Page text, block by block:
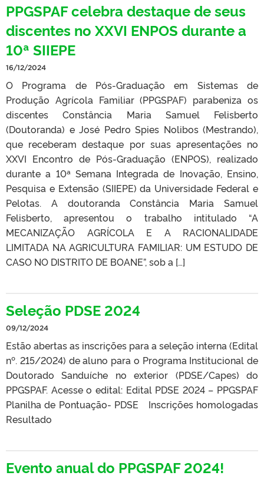
PPGSPAF celebra destaque de seus
discentes no XXVI ENPOS durante a
10ª SIIEPE
16/12/2024
O Programa de Pós-Graduação em Sistemas de
Produção Agrícola Familiar (PPGSPAF) parabeniza os
discentes Constância Maria Samuel Felisberto
(Doutoranda) e José Pedro Spies Nolibos (Mestrando),
que receberam destaque por suas apresentações no
XXVI Encontro de Pós-Graduação (ENPOS), realizado
durante a 10ª Semana Integrada de Inovação, Ensino,
Pesquisa e Extensão (SIIEPE) da Universidade Federal e
Pelotas. A doutoranda Constância Maria Samuel
Felisberto, apresentou o trabalho intitulado “A
MECANIZAÇÃO AGRÍCOLA E A RACIONALIDADE
LIMITADA NA AGRICULTURA FAMILIAR: UM ESTUDO DE
CASO NO DISTRITO DE BOANE”, sob a […]
Seleção PDSE 2024
09/12/2024
Estão abertas as inscrições para a seleção interna (Edital
nº. 215/2024) de aluno para o Programa Institucional de
Doutorado Sanduíche no exterior (PDSE/Capes) do
PPGSPAF. Acesse o edital: Edital PDSE 2024 – PPGSPAF
Planilha de Pontuação- PDSE Inscrições homologadas
Resultado
Evento anual do PPGSPAF 2024!